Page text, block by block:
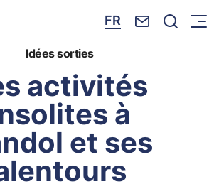
FR Nous Je
Menu
Idées sorties
activités
à
et ses